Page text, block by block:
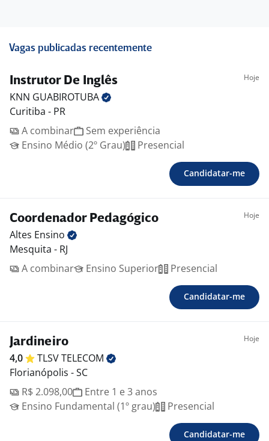
Vagas publicadas recentemente
Instrutor De Inglês Hoje
KNN GUABIROTUBA
Curitiba - PR
A combinar
Sem experiência
Ensino Médio (2º Grau)
Presencial
Candidatar-me
Coordenador Pedagógico Hoje
Altes Ensino
Mesquita - RJ
A combinar
Ensino Superior Presencial
Candidatar-me
Jardineiro Hoje
4,0 TLSVTELECOM
Florianópolis - SC
R$ 2.098,00
Entre 1 e 3 anos
Ensino Fundamental (1º grau)
Presencial
Candidatar-me